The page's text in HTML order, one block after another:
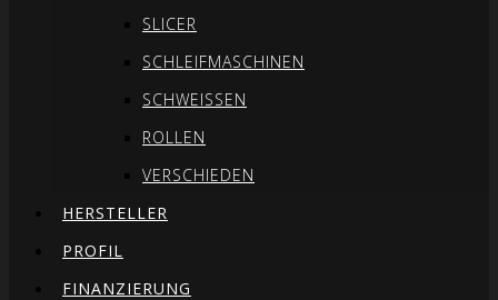
SLICER
SCHLEIFMASCHINEN
SCHWEISSEN
ROLLEN
VERSCHIEDEN
HERSTELLER
PROFIL
FINANZIERUNG